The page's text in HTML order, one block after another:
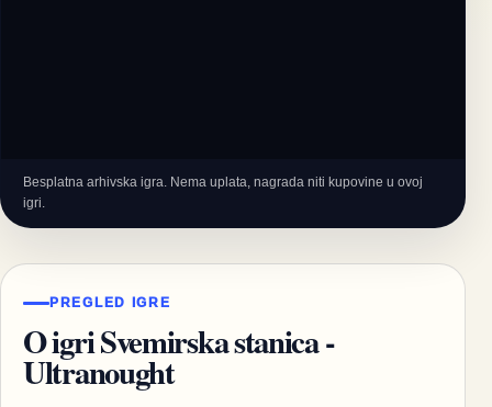
Besplatna arhivska igra. Nema uplata, nagrada niti kupovine u ovoj
igri.
PREGLED IGRE
O igri Svemirska stanica -
Ultranought